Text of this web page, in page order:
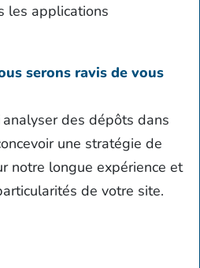
les applications
serons ravis de vous
des dépôts dans
une stratégie de
notre longue expérience et
de votre site.